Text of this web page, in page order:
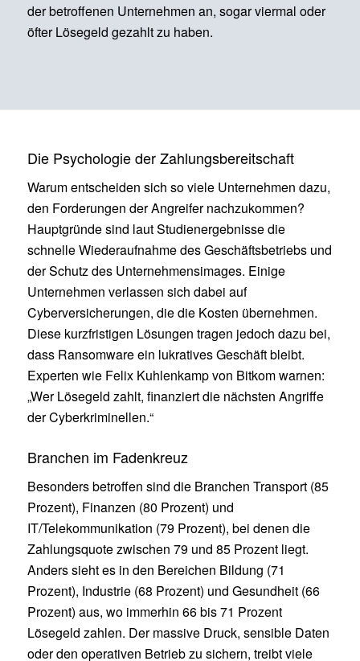
der betroffenen Unternehmen an, sogar viermal oder
öfter Lösegeld gezahlt zu haben.
Die Psychologie der Zahlungsbereitschaft
Warum entscheiden sich so viele Unternehmen dazu,
den Forderungen der Angreifer nachzukommen?
Hauptgründe sind laut Studienergebnisse die
schnelle Wiederaufnahme des Geschäftsbetriebs und
der Schutz des Unternehmensimages. Einige
Unternehmen verlassen sich dabei auf
Cyberversicherungen, die die Kosten übernehmen.
Diese kurzfristigen Lösungen tragen jedoch dazu bei,
dass Ransomware ein lukratives Geschäft bleibt.
Experten wie Felix Kuhlenkamp von Bitkom warnen:
„Wer Lösegeld zahlt, finanziert die nächsten Angriffe
der Cyberkriminellen.“
Branchen im Fadenkreuz
Besonders betroffen sind die Branchen Transport (85
Prozent), Finanzen (80 Prozent) und
IT/Telekommunikation (79 Prozent), bei denen die
Zahlungsquote zwischen 79 und 85 Prozent liegt.
Anders sieht es in den Bereichen Bildung (71
Prozent), Industrie (68 Prozent) und Gesundheit (66
Prozent) aus, wo immerhin 66 bis 71 Prozent
Lösegeld zahlen. Der massive Druck, sensible Daten
oder den operativen Betrieb zu sichern, treibt viele